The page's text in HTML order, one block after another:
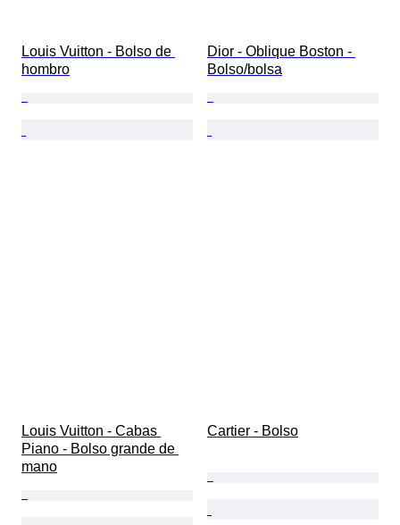
Louis Vuitton - Bolso de
hombro
Dior - Oblique Boston -
Bolso/bolsa
Louis Vuitton - Cabas
Piano - Bolso grande de
mano
Cartier - Bolso